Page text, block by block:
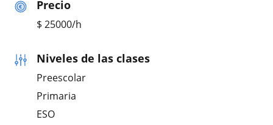
Precio
$ 25000/h
Niveles de las clases
Preescolar
Primaria
ESO